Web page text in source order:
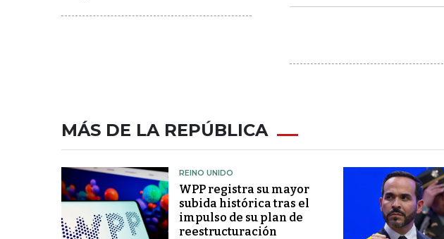
MÁS DE LA REPÚBLICA
REINO UNIDO
WPP registra su mayor
subida histórica tras el
impulso de su plan de
reestructuración